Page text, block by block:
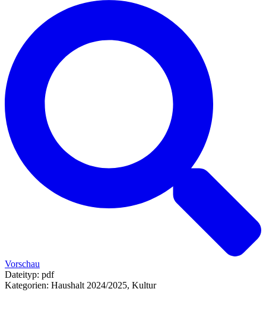
Vorschau
Dateityp: pdf
Kategorien: Haushalt 2024/2025, Kultur